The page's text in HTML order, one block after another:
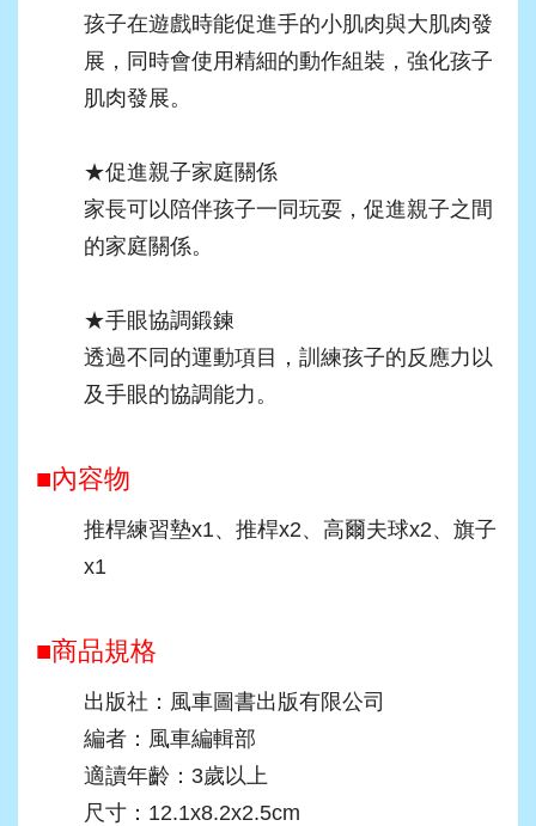
孩子在遊戲時能促進手的小肌肉與大肌肉發
展，同時會使用精細的動作組裝，強化孩子
肌肉發展。
★促進親子家庭關係
家長可以陪伴孩子一同玩耍，促進親子之間
的家庭關係。
★手眼協調鍛鍊
透過不同的運動項目，訓練孩子的反應力以
及手眼的協調能力。
■內容物
推桿練習墊x1、推桿x2、高爾夫球x2、旗子
x1
■商品規格
出版社：風車圖書出版有限公司
編者：風車編輯部
適讀年齡：3歲以上
尺寸：12.1x8.2x2.5cm